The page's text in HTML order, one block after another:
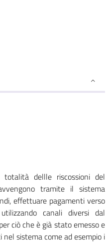
dellle riscossioni del
tramite il sistema
effettuare pagamenti verso
canali diversi dal
ciò che è già stato emesso e
sistema come ad esempio i